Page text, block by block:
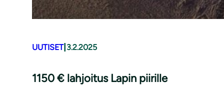
UUTISET| 3.2.2025
1150 € lahjoitus Lapin piirille